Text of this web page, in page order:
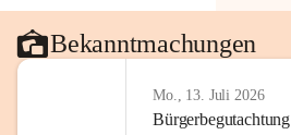
Bekanntmachungen
Mo., 13. Juli 2026
Bürgerbegutachtung